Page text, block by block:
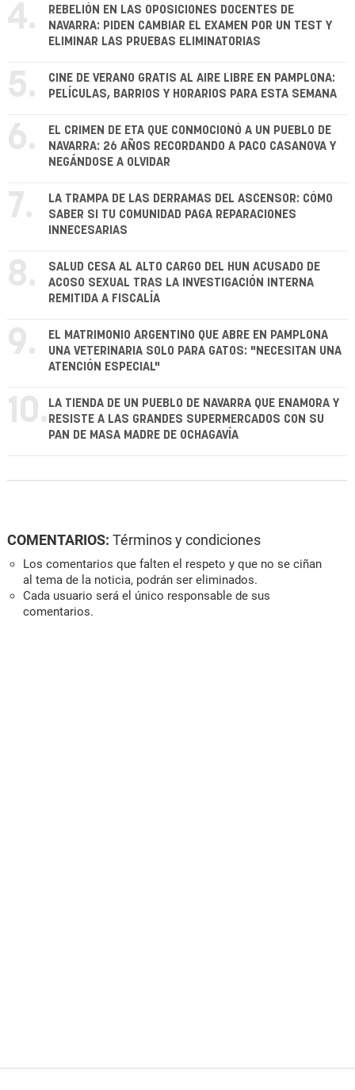
4.
REBELIÓN EN LAS OPOSICIONES DOCENTES DE
NAVARRA: PIDEN CAMBIAR EL EXAMEN POR UN TEST Y
ELIMINAR LAS PRUEBAS ELIMINATORIAS
5.
CINE DE VERANO GRATIS AL AIRE LIBRE EN PAMPLONA:
PELÍCULAS, BARRIOS Y HORARIOS PARA ESTA SEMANA
6.
EL CRIMEN DE ETA QUE CONMOCIONÓ A UN PUEBLO DE
NAVARRA: 26 AÑOS RECORDANDO A PACO CASANOVA Y
NEGÁNDOSE A OLVIDAR
7.
LA TRAMPA DE LAS DERRAMAS DEL ASCENSOR: CÓMO
SABER SI TU COMUNIDAD PAGA REPARACIONES
INNECESARIAS
8.
SALUD CESA AL ALTO CARGO DEL HUN ACUSADO DE
ACOSO SEXUAL TRAS LA INVESTIGACIÓN INTERNA
REMITIDA A FISCALÍA
9.
EL MATRIMONIO ARGENTINO QUE ABRE EN PAMPLONA
UNA VETERINARIA SOLO PARA GATOS: "NECESITAN UNA
ATENCIÓN ESPECIAL"
10. LA TIENDA DE UN PUEBLO DE NAVARRA QUE ENAMORA Y
RESISTE A LAS GRANDES SUPERMERCADOS CON SU
PAN DE MASA MADRE DE OCHAGAVÍA
COMENTARIOS: Términos y condiciones
Los comentarios que falten el respeto y que no se ciñan
al tema de la noticia, podrán ser eliminados.
Cada usuario será el único responsable de sus
comentarios.